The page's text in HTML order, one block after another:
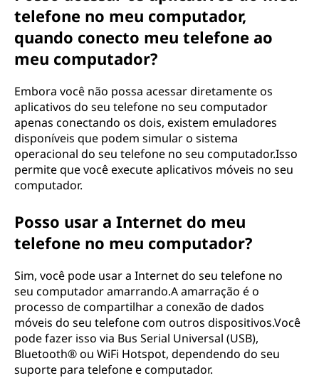
telefone no meu computador,
quando conecto meu telefone ao
meu computador?
Embora você não possa acessar diretamente os
aplicativos do seu telefone no seu computador
apenas conectando os dois, existem emuladores
disponíveis que podem simular o sistema
operacional do seu telefone no seu computador.Isso
permite que você execute aplicativos móveis no seu
computador.
Posso usar a Internet do meu
telefone no meu computador?
Sim, você pode usar a Internet do seu telefone no
seu computador amarrando.A amarração é o
processo de compartilhar a conexão de dados
móveis do seu telefone com outros dispositivos.Você
pode fazer isso via Bus Serial Universal (USB),
Bluetooth® ou WiFi Hotspot, dependendo do seu
suporte para telefone e computador.